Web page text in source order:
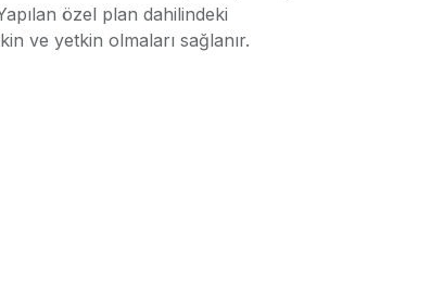
özel plan dahilindeki
ve yetkin olmaları sağlanır.